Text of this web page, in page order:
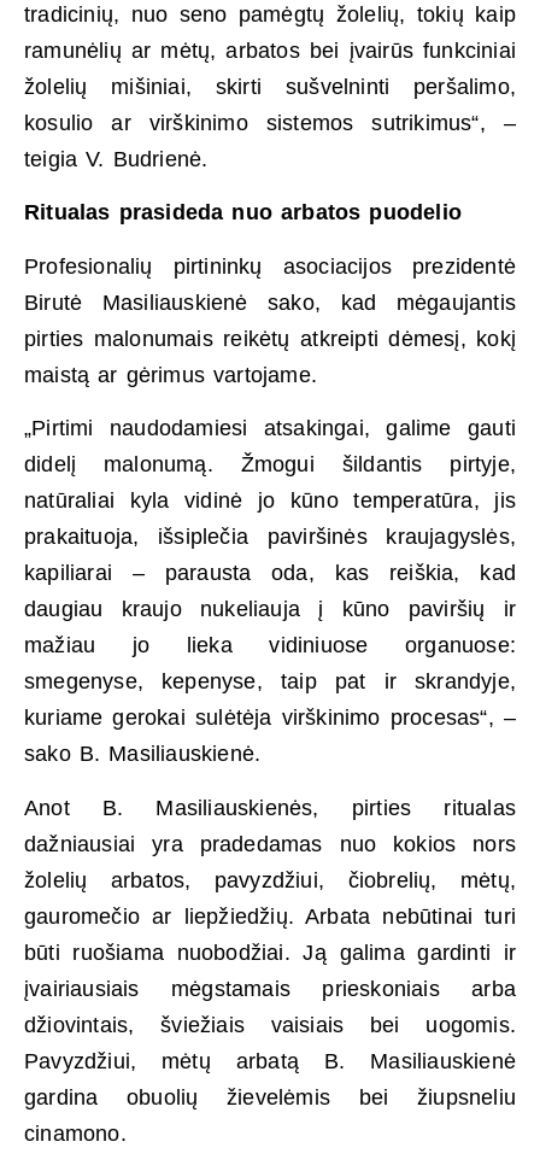
tradicinių, nuo seno pamėgtų žolelių, tokių kaip
ramunėlių ar mėtų, arbatos bei įvairūs funkciniai
žolelių mišiniai, skirti sušvelninti peršalimo,
kosulio ar virškinimo sistemos sutrikimus“, –
teigia V. Budrienė.
Ritualas prasideda nuo arbatos puodelio
Profesionalių pirtininkų asociacijos prezidentė
Birutė Masiliauskienė sako, kad mėgaujantis
pirties malonumais reikėtų atkreipti dėmesį, kokį
maistą ar gėrimus vartojame.
„Pirtimi naudodamiesi atsakingai, galime gauti
didelį malonumą. Žmogui šildantis pirtyje,
natūraliai kyla vidinė jo kūno temperatūra, jis
prakaituoja, išsiplečia paviršinės kraujagyslės,
kapiliarai – parausta oda, kas reiškia, kad
daugiau kraujo nukeliauja į kūno paviršių ir
mažiau jo lieka vidiniuose organuose:
smegenyse, kepenyse, taip pat ir skrandyje,
kuriame gerokai sulėtėja virškinimo procesas“, –
sako B. Masiliauskienė.
Anot B. Masiliauskienės, pirties ritualas
dažniausiai yra pradedamas nuo kokios nors
žolelių arbatos, pavyzdžiui, čiobrelių, mėtų,
gauromečio ar liepžiedžių. Arbata nebūtinai turi
būti ruošiama nuobodžiai. Ją galima gardinti ir
įvairiausiais mėgstamais prieskoniais arba
džiovintais, šviežiais vaisiais bei uogomis.
Pavyzdžiui, mėtų arbatą B. Masiliauskienė
gardina obuolių žievelėmis bei žiupsneliu
cinamono.